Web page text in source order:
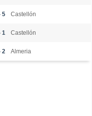
5 Castellón
1 Castellón
2 Almeria